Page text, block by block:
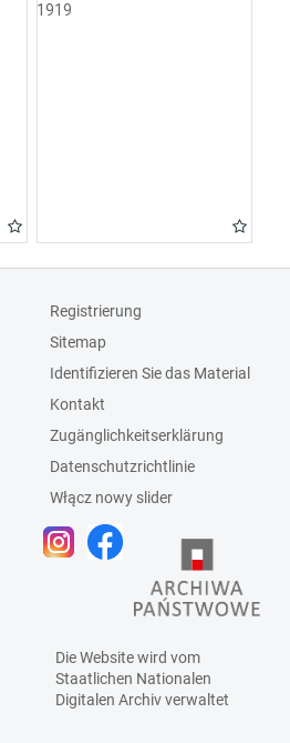
1919
Registrierung
Sitemap
Identifizieren Sie das Material
Kontakt
Zugänglichkeitserklärung
Datenschutzrichtlinie
Włącz nowy slider
Die Website wird vom
Staatlichen Nationalen
Digitalen Archivverwaltet